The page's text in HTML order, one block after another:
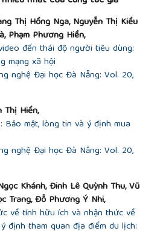
Peace and Conflict
Theory. Switzerland:
Publishing, 2016.
A Study of the
of Usages, Manners,
and Morals.New York: Ginn and
test of antecedents and
of the Academy of Marketing
10.1007/BF02894609
tendencies, import
3, pp. 4-16,
10.1108/02651339410067012
Birgelen, and M. Wetzels,
Thị Hồng Nga, Nguyễn Thị Kiều
Phạm Phương Hiền,
đến thái độ người tiêu dùng:
mạng xã hội
nghệ Đại học Đà Nẵng: Vol. 20,
Thị Hiền,
Bảo mật, lòng tin và ý định mua
nghệ Đại học Đà Nẵng: Vol. 20,
Khánh, Đinh Lê Quỳnh Thu, Vũ
Trang, Đỗ Phương Ý Nhi,
về tính hữu ích và nhận thức về
định tham quan địa điểm du lịch: